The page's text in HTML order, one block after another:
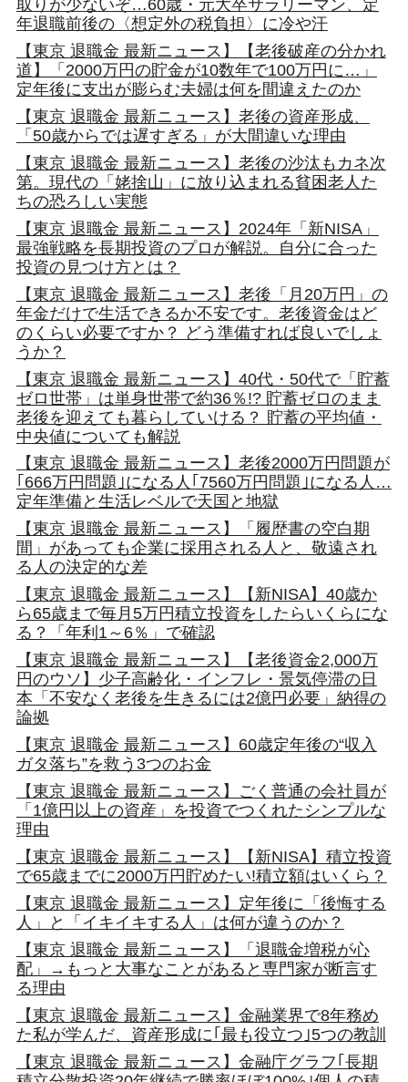
取りが少ないぞ…60歳・元大卒サラリーマン、定
年退職前後の〈想定外の税負担〉に冷や汗
【東京 退職金 最新ニュース】【老後破産の分かれ
道】「2000万円の貯金が10数年で100万円に…」
定年後に支出が膨らむ夫婦は何を間違えたのか
【東京 退職金 最新ニュース】老後の資産形成、
「50歳からでは遅すぎる」が大間違いな理由
【東京 退職金 最新ニュース】老後の沙汰もカネ次
第。現代の「姥捨山」に放り込まれる貧困老人た
ちの恐ろしい実態
【東京 退職金 最新ニュース】2024年「新NISA」
最強戦略を長期投資のプロが解説。自分に合った
投資の見つけ方とは？
【東京 退職金 最新ニュース】老後「月20万円」の
年金だけで生活できるか不安です。老後資金はど
のくらい必要ですか？ どう準備すれば良いでしょ
うか？
【東京 退職金 最新ニュース】40代・50代で「貯蓄
ゼロ世帯」は単身世帯で約36％!? 貯蓄ゼロのまま
老後を迎えても暮らしていける？ 貯蓄の平均値・
中央値についても解説
【東京 退職金 最新ニュース】老後2000万円問題が
｢666万円問題｣になる人｢7560万円問題｣になる人…
定年準備と生活レベルで天国と地獄
【東京 退職金 最新ニュース】「履歴書の空白期
間」があっても企業に採用される人と、敬遠され
る人の決定的な差
【東京 退職金 最新ニュース】【新NISA】40歳か
ら65歳まで毎月5万円積立投資をしたらいくらにな
る？「年利1～6％」で確認
【東京 退職金 最新ニュース】【老後資金2,000万
円のウソ】少子高齢化・インフレ・景気停滞の日
本「不安なく老後を生きるには2億円必要」納得の
論拠
【東京 退職金 最新ニュース】60歳定年後の“収入
ガタ落ち”を救う3つのお金
【東京 退職金 最新ニュース】ごく普通の会社員が
「1億円以上の資産」を投資でつくれたシンプルな
理由
【東京 退職金 最新ニュース】【新NISA】積立投資
で65歳までに2000万円貯めたい!積立額はいくら？
【東京 退職金 最新ニュース】定年後に「後悔する
人」と「イキイキする人」は何が違うのか？
【東京 退職金 最新ニュース】「退職金増税が心
配」→もっと大事なことがあると専門家が断言す
る理由
【東京 退職金 最新ニュース】金融業界で8年務め
た私が学んだ、資産形成に｢最も役立つ｣5つの教訓
【東京 退職金 最新ニュース】金融庁グラフ｢長期